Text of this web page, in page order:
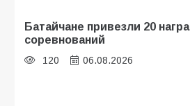
Батайчане привезли 20
соревнований
120 06.08.2026